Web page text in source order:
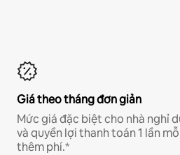
Giá theo tháng đơn giản
Mức giá đặc biệt cho nhà nghỉ
và quyền lợi thanh toán 1 lần
thêm phí.*